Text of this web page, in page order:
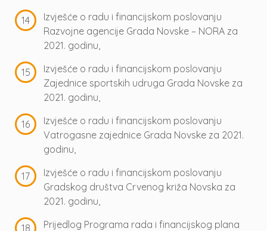
Izvješće o radu i financijskom poslovanju
Razvojne agencije Grada Novske – NORA za
2021. godinu,
Izvješće o radu i financijskom poslovanju
Zajednice sportskih udruga Grada Novske za
2021. godinu,
Izvješće o radu i financijskom poslovanju
Vatrogasne zajednice Grada Novske za 2021.
godinu,
Izvješće o radu i financijskom poslovanju
Gradskog društva Crvenog križa Novska za
2021. godinu,
Prijedlog Programa rada i financijskog plana